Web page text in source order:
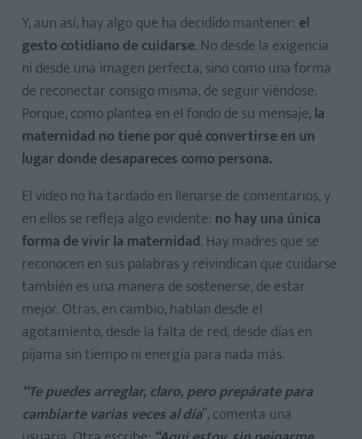
Y, aun así, hay algo que ha decidido mantener: el
gesto cotidiano de cuidarse. No desde la exigencia
ni desde una imagen perfecta, sino como una forma
de reconectar consigo misma, de seguir viéndose.
Porque, como plantea en el fondo de su mensaje,la
maternidad no tiene por qué convertirse en un
lugar donde desapareces como persona.
El video no ha tardado en llenarse de comentarios, y
en ellos se refleja algo evidente: no hay una única
forma de vivir la maternidad. Hay madres que se
reconocen en sus palabras y reivindican que cuidarse
también es una manera de sostenerse, de estar
mejor. Otras, en cambio, hablan desde el
agotamiento, desde la falta de red, desde días en
pijama sin tiempo ni energía para nada más.
“Te puedes arreglar, claro, pero prepárate para
cambiarte varias veces al día”, comenta una